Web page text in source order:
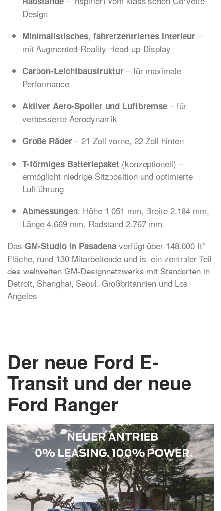
Design
Minimalistisches, fahrerzentriertes Interieur –
mit Augmented-Reality-Head-up-Display
Carbon-Leichtbaustruktur – für maximale
Performance
Aktiver Aero-Spoiler und Luftbremse – für
verbesserte Aerodynamik
Große Räder – 21 Zoll vorne, 22 Zoll hinten
T-förmiges Batteriepaket (konzeptionell) –
ermöglicht niedrige Sitzposition und optimierte
Luftführung
Abmessungen: Höhe 1.051 mm, Breite 2.184 mm,
Länge 4.669 mm, Radstand 2.767 mm
Das GM-Studio in Pasadena verfügt über 148.000 ft²
Fläche, rund 130 Mitarbeitende und ist ein zentraler Teil
des weltweiten GM-Designnetzwerks mit Standorten in
Detroit, Shanghai, Seoul, Großbritannien und Los
Angeles
Der neue Ford E-
Transit und der neue
Ford Ranger